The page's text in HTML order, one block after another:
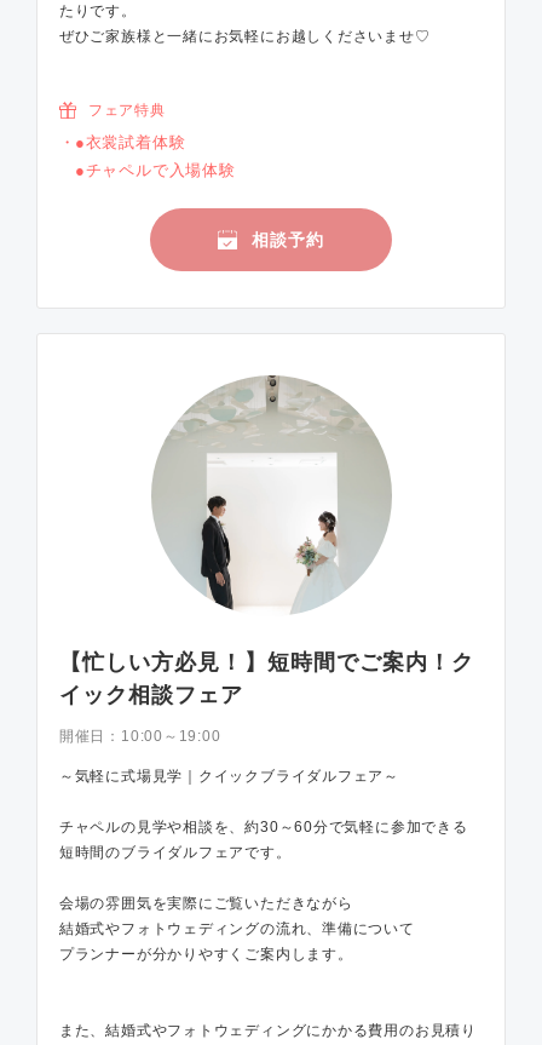
たりです。
ぜひご家族様と一緒にお気軽にお越しくださいませ♡
フェア特典
●衣裳試着体験
●チャペルで入場体験
相談予約
【忙しい方必見！】短時間でご案内！ク
イック相談フェア
開催日： 10:00～19:00
～気軽に式場見学｜クイックブライダルフェア～
チャペルの見学や相談を、約30～60分で気軽に参加できる
短時間のブライダルフェアです。
会場の雰囲気を実際にご覧いただきながら
結婚式やフォトウェディングの流れ、準備について
プランナーが分かりやすくご案内します。
また、結婚式やフォトウェディングにかかる費用のお見積り